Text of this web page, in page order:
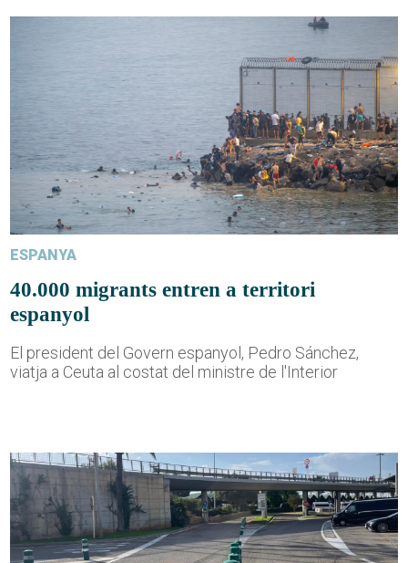
ESPANYA
40.000 migrants entren a territori
espanyol
El president del Govern espanyol, Pedro Sánchez,
viatja a Ceuta al costat del ministre de l'Interior